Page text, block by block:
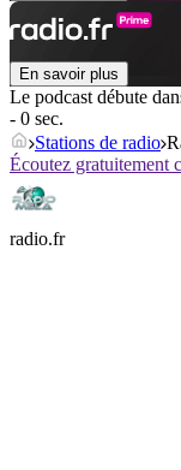
En savoir plus
Le podcast débute
- 0 sec.
Stations de radio
Écoutez gratuitement
radio.fr